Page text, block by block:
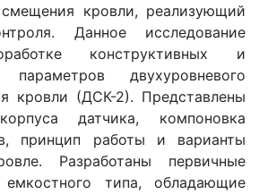
смещения кровли, реализующий
Данное исследование
конструктивных и
параметров двухуровневого
кровли (ДСК-2). Представлены
датчика, компоновка
принцип работы и варианты
Разработаны первичные
емкостного типа, обладающие